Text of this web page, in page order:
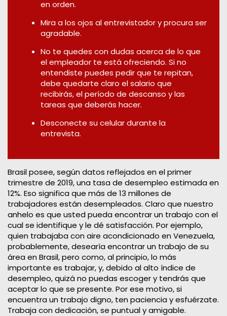
en orden.
Mira a los ojos al entrevistador y procura ser
agradable.
No te quedes con dudas acerca de lo que
el empleador te está ofreciendo. Si no
entendiste puedes pedir que te repitan,
debe quedarte claro el salario que
recibirás, el período de descanso y las
tareas que deberás hacer.
Desconecte su celular durante la
entrevista.
Brasil posee, según datos reflejados en el primer
trimestre de 2019, una tasa de desempleo estimada en
12%. Eso significa que más de 13 millones de
trabajadores están desempleados. Claro que nuestro
anhelo es que usted pueda encontrar un trabajo con el
cual se identifique y le dé satisfacción. Por ejemplo,
quien trabajaba con aire acondicionado en Venezuela,
probablemente, desearía encontrar un trabajo de su
área en Brasil, pero como, al principio, lo más
importante es trabajar, y, debido al alto índice de
desempleo, quizá no puedas escoger y tendrás que
aceptar lo que se presente. Por ese motivo, si
encuentra un trabajo digno, ten paciencia y esfuérzate.
Trabaja con dedicación, se puntual y amigable.